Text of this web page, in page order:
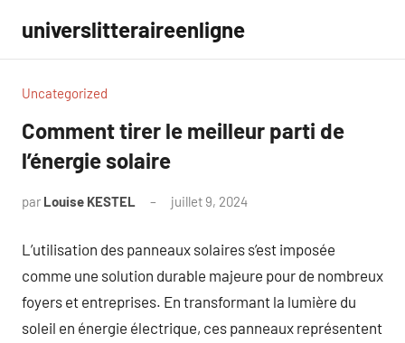
contenu
universlitteraireenligne
Uncategorized
Comment tirer le meilleur parti de
l’énergie solaire
par Louise KESTEL juillet 9, 2024
L’utilisation des panneaux solaires s’est imposée
comme une solution durable majeure pour de nombreux
foyers et entreprises. En transformant la lumière du
soleil en énergie électrique, ces panneaux représentent